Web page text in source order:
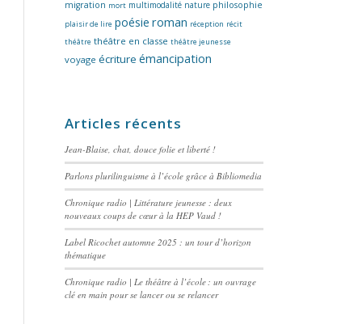
migration mort multimodalité nature philosophie
plaisir de lire poésie roman réception récit
théâtre théâtre en classe théâtre jeunesse
voyage écriture émancipation
Articles récents
Jean-Blaise, chat, douce folie et liberté !
Parlons plurilinguisme à l’école grâce à Bibliomedia
Chronique radio | Littérature jeunesse : deux
nouveaux coups de cœur à la HEP Vaud !
Label Ricochet automne 2025 : un tour d’horizon
thématique
Chronique radio | Le théâtre à l’école : un ouvrage
clé en main pour se lancer ou se relancer